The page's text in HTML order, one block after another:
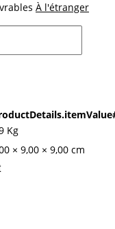
À l'étranger
Kg
× 9,00 × 9,00 cm